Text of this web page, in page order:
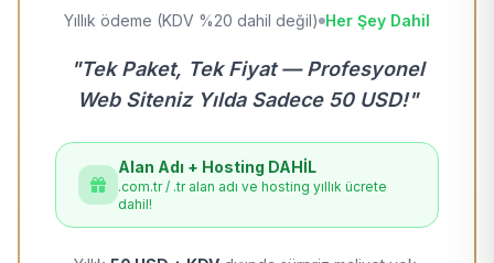
Yıllık ödeme (KDV %20 dahil değil) Her Şey Dahil
"Tek Paket, Tek Fiyat — Profesyonel
Web Siteniz Yılda Sadece 50 USD!"
Alan Adı + Hosting DAHİL
.com.tr / .tr alan adı ve hosting yıllık ücrete
dahil!